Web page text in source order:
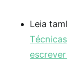
Leia